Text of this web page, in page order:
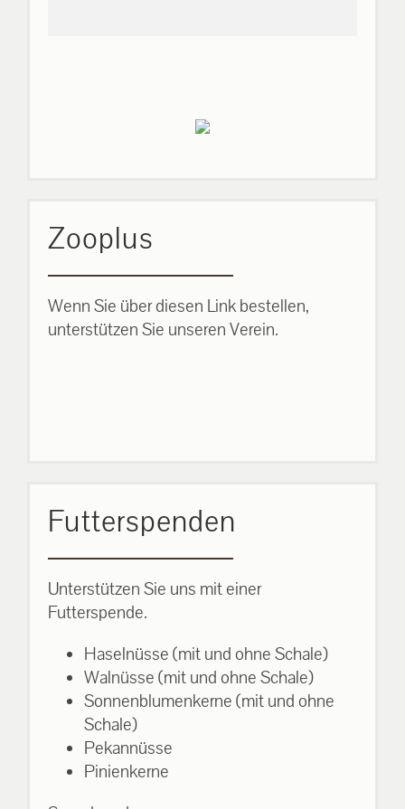
Zooplus
Wenn Sie über diesen Link bestellen,
unterstützen Sie unseren Verein.
Futterspenden
Unterstützen Sie uns mit einer
Futterspende.
Haselnüsse (mit und ohne Schale)
Walnüsse (mit und ohne Schale)
Sonnenblumenkerne (mit und ohne
Schale)
Pekannüsse
Pinienkerne